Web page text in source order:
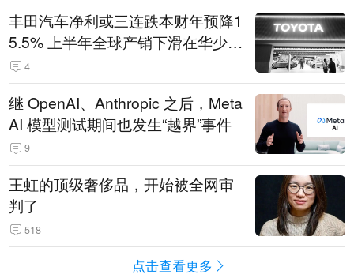
丰田汽车净利或三连跌本财年预降1
5.5% 上半年全球产销下滑在华少卖
14.3万辆
4
继 OpenAI、Anthropic 之后，Meta
AI 模型测试期间也发生“越界”事件
9
王虹的顶级奢侈品，开始被全网审
判了
518
点击查看更多